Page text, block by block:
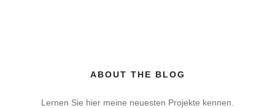
ABOUT THE BLOG
Lernen Sie hier meine neuesten Projekte kennen.